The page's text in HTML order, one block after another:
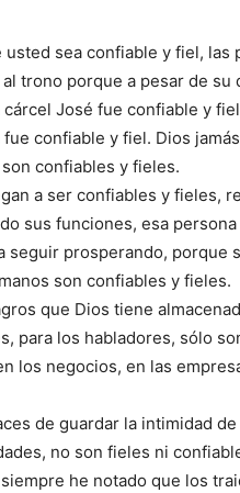
usted sea confiable y fiel,
trono porque a pesar de
José fue confiable y
confiable y fiel. Dios
confiables y fieles.
a ser confiables y fieles,
sus funciones, esa
seguir prosperando, porque
son confiables y fieles.
que Dios tiene
para los habladores, sólo
los negocios, en las
de guardar la intimidad
no son fieles ni
he notado que los